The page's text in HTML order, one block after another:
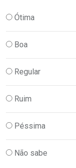
Ótima
Boa
Regular
Ruim
Péssima
Não sabe